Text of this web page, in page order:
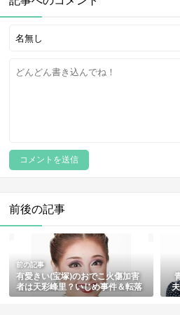
前後の記事
前の記事
有愛きい(宝塚)のおでこ火傷加害
者は天彩峰里？いじめ事件＆転落
死亡の真相・双子の妹や家族・結